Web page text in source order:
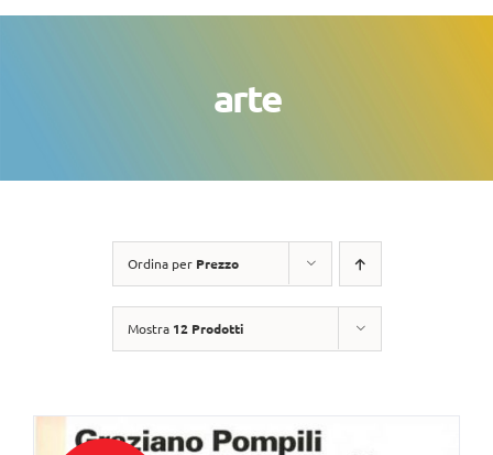
arte
Ordina per Prezzo
Mostra 12 Prodotti